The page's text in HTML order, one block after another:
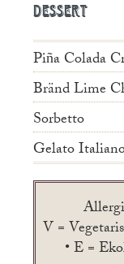
Dessert
Piña Colada
Bränd Lime
Sorbetto
Gelato
V =
• E =